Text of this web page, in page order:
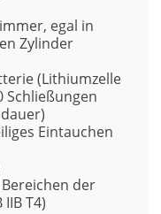
egal in
Zylinder
(Lithiumzelle
Schließungen
Eintauchen
der
IIB T4)